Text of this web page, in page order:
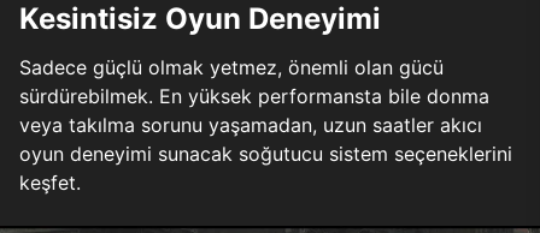
Kesintisiz Oyun Deneyimi
Sadece güçlü olmak yetmez, önemli olan gücü
sürdürebilmek. En yüksek performansta bile donma
veya takılma sorunu yaşamadan, uzun saatler akıcı
oyun deneyimi sunacak soğutucu sistem seçeneklerini
keşfet.